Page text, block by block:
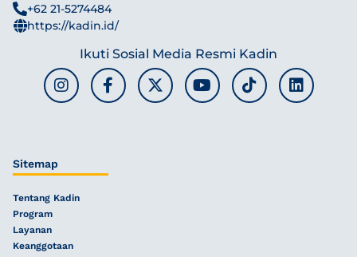
+62 21-5274484
https://kadin.id/
Ikuti Sosial Media Resmi Kadin
Sitemap
Tentang Kadin
Program
Layanan
Keanggotaan